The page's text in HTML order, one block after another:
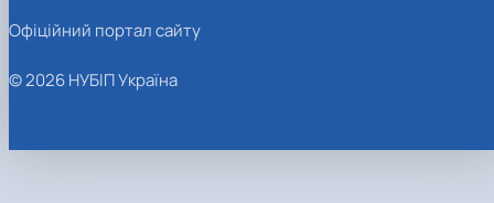
Офіційний портал сайту
© 2026 НУБІП Україна